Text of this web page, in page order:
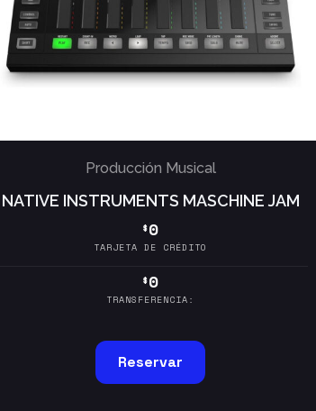
Producción Musical
NATIVE INSTRUMENTS MASCHINE JAM
$0
TARJETA DE CRÉDITO
$0
TRANSFERENCIA:
Reservar